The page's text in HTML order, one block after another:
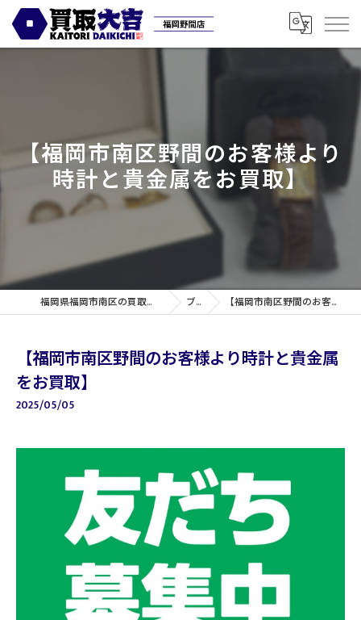
【福岡市南区野間のお客様より
時計と貴金属をお買取】
福岡県福岡市南区の買取なら買取専門店大吉 福岡野間店 ブログ 【福岡市南区野間のお客様より時計と貴金属をお買取】
【福岡市南区野間のお客様より時計と貴金属
をお買取】
2025/05/05